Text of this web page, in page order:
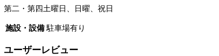
第二・第四土曜日、日曜、祝日
施設・設備 駐車場有り
ユーザーレビュー